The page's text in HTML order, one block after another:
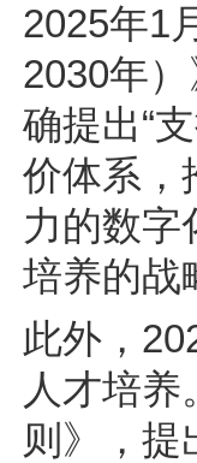
2025年1
2030年
确提出“
价体系，
力的数字
培养的战
此外，
人才培
则》，